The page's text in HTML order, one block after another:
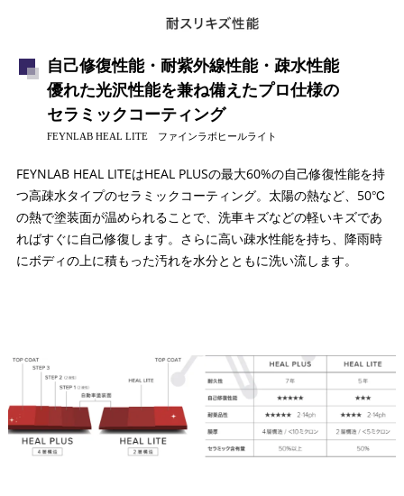
自己修復性能・耐紫外線性能・疎水性能
優れた光沢性能を兼ね備えたプロ仕様の
セラミックコーティング
FEYNLAB HEAL LITE ファインラボヒールライト
FEYNLAB HEAL LITEはHEAL PLUSの最大60%の自己修復性能を持
つ高疎水タイプのセラミックコーティング。太陽の熱など、50℃
の熱で塗装面が温められることで、洗車キズなどの軽いキズであ
ればすぐに自己修復します。さらに高い疎水性能を持ち、降雨時
にボディの上に積もった汚れを水分とともに洗い流します。